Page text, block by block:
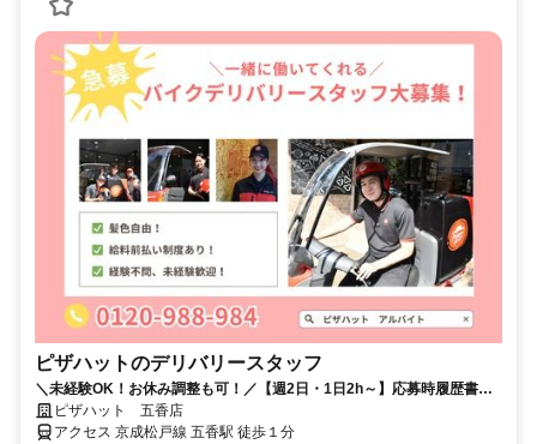
ピザハットのデリバリースタッフ
＼未経験OK！お休み調整も可！／【週2日・1日2h～】応募時履歴書不
要！ピザハット 五香店
アクセス 京成松戸線 五香駅 徒歩１分